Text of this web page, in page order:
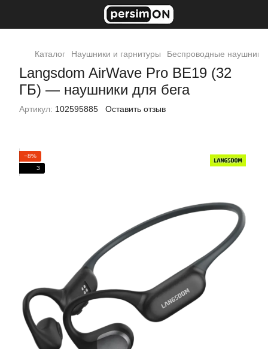
Каталог Наушники и гарнитуры Беспроводные наушники
Langsdom AirWave Pro BE19 (32
ГБ) — наушники для бега
Артикул: 102595885 Оставить отзыв
−8%
3